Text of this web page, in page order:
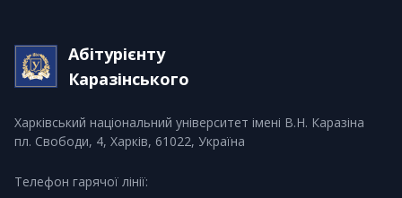
Абітурієнту
Каразінського
Харківський національний університет імені В.Н. Каразіна
пл. Свободи, 4, Харків, 61022, Україна
Телефон гарячої лінії: